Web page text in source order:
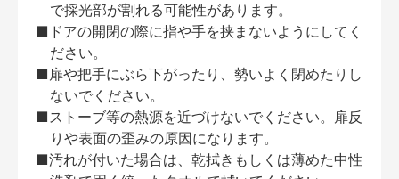
で採光部が割れる可能性があります。
■ドアの開閉の際に指や手を挟まないようにしてく
ださい。
■扉や把手にぶら下がったり、勢いよく閉めたりし
ないでください。
■ストーブ等の熱源を近づけないでください。扉反
りや表面の歪みの原因になります。
■汚れが付いた場合は、乾拭きもしくは薄めた中性